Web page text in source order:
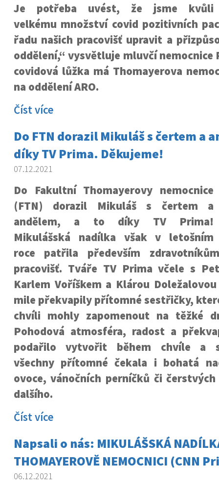
Je potřeba uvést, že jsme kvůli
velkému množství covid pozitivních
řadu našich pracovišť upravit a
oddělení,“ vysvětluje mluvčí nemocnice
covidová lůžka má Thomayerova
na oddělení ARO.
Číst více
Do FTN dorazil Mikuláš s čertem a
díky TV Prima. Děkujeme!
07.12.2021
Do Fakultní Thomayerovy nemocnice
(FTN) dorazil Mikuláš s čertem a
andělem, a to díky TV Prima!
Mikulášská nadílka však v letošním
roce patřila především
pracovišť. Tváře TV Prima včele s
Karlem Voříškem a Klárou
mile překvapily přítomné sestřičky,
chvíli mohly zapomenout na těžké
Pohodová atmosféra, radost a
podařilo vytvořit během chvíle a
všechny přítomné čekala i bohatá
ovoce, vánočních perníčků či
dalšího.
Číst více
Napsali o nás: MIKULÁŠSKÁ
THOMAYEROVĚ NEMOCNICI (CNN
06.12.2021